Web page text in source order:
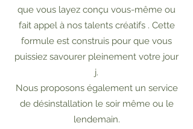
que vous layez conçu vous-même ou
fait appel à nos talents créatifs . Cette
formule est construis pour que vous
puissiez savourer pleinement votre jour
j.
Nous proposons également un service
de désinstallation le soir même ou le
lendemain.